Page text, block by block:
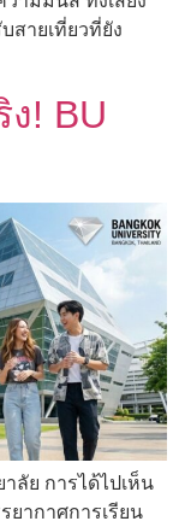
สายเที่ยวที่ยัง
! BU
ลัย การได้ไปเห็น
ยากาศการเรียน